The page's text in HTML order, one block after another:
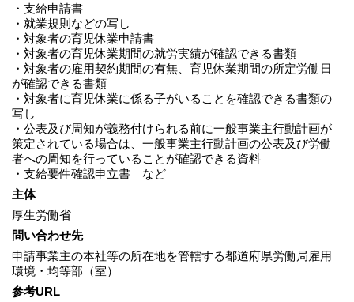
・支給申請書
・就業規則などの写し
・対象者の育児休業申請書
・対象者の育児休業期間の就労実績が確認できる書類
・対象者の雇用契約期間の有無、育児休業期間の所定労働日
が確認できる書類
・対象者に育児休業に係る子がいることを確認できる書類の
写し
・公表及び周知が義務付けられる前に一般事業主行動計画が
策定されている場合は、一般事業主行動計画の公表及び労働
者への周知を行っていることが確認できる資料
・支給要件確認申立書 など
主体
厚生労働省
問い合わせ先
申請事業主の本社等の所在地を管轄する都道府県労働局雇用
環境・均等部（室）
参考URL